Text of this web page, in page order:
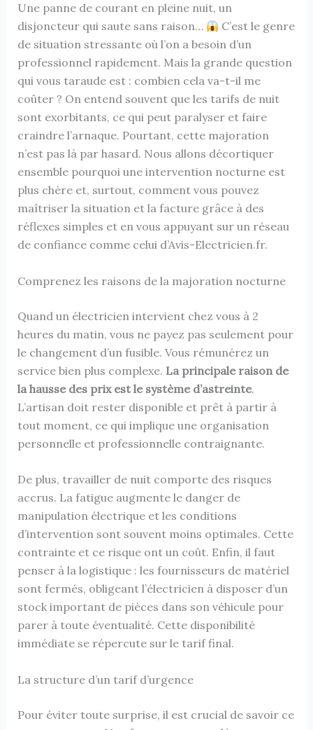
Une panne de courant en pleine nuit, un
disjoncteur qui saute sans raison…
C’est le genre
de situation stressante où l’on a besoin d’un
professionnel rapidement. Mais la grande question
qui vous taraude est : combien cela va-t-il me
coûter ? On entend souvent que les tarifs de nuit
sont exorbitants, ce qui peut paralyser et faire
craindre l’arnaque. Pourtant, cette majoration
n’est pas là par hasard. Nous allons décortiquer
ensemble pourquoi une intervention nocturne est
plus chère et, surtout, comment vous pouvez
maîtriser la situation et la facture grâce à des
réflexes simples et en vous appuyant sur un réseau
de confiance comme celui d’Avis-Electricien.fr.
Comprenez les raisons de la majoration nocturne
Quand un électricien intervient chez vous à 2
heures du matin, vous ne payez pas seulement pour
le changement d’un fusible. Vous rémunérez un
service bien plus complexe. La principale raison de
la hausse des prix est le système d’astreinte.
L’artisan doit rester disponible et prêt à partir à
tout moment, ce qui implique une organisation
personnelle et professionnelle contraignante.
De plus, travailler de nuit comporte des risques
accrus. La fatigue augmente le danger de
manipulation électrique et les conditions
d’intervention sont souvent moins optimales. Cette
contrainte et ce risque ont un coût. Enfin, il faut
penser à la logistique : les fournisseurs de matériel
sont fermés, obligeant l’électricien à disposer d’un
stock important de pièces dans son véhicule pour
parer à toute éventualité. Cette disponibilité
immédiate se répercute sur le tarif final.
La structure d’un tarif d’urgence
Pour éviter toute surprise, il est crucial de savoir ce